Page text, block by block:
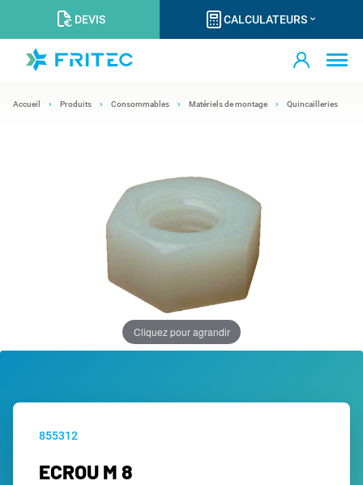
DEVIS CALCULATEURS
Accueil Produits Consommables Matériels de montage Quincailleries
Cliquez pour agrandir
855312
ECROU M 8